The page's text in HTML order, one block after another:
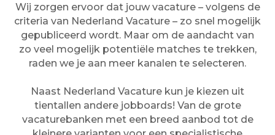
Wij zorgen ervoor dat jouw vacature – volgens de
criteria van Nederland Vacature – zo snel mogelijk
gepubliceerd wordt. Maar om de aandacht van
zo veel mogelijk potentiële matches te trekken,
raden we je aan meer kanalen te selecteren.
Naast Nederland Vacature kun je kiezen uit
tientallen andere jobboards! Van de grote
vacaturebanken met een breed aanbod tot de